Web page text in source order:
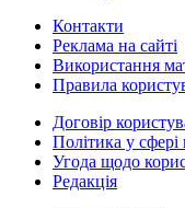
Контакти
Реклама на сайті
Використання
Правила
Договір
Політика у сфері
Угода щодо
Редакція